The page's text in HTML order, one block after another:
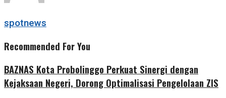
spotnews
Recommended For You
BAZNAS Kota Probolinggo Perkuat Sinergi dengan
Kejaksaan Negeri, Dorong Optimalisasi Pengelolaan ZIS